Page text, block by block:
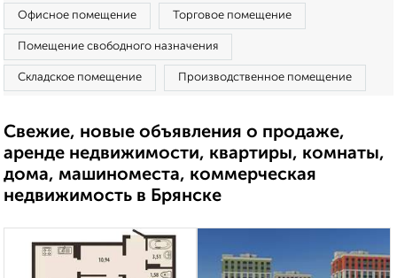
Офисное помещение Торговое помещение
Помещение свободного назначения
Складское помещение Производственное помещение
Свежие, новые объявления о продаже,
аренде недвижимости, квартиры, комнаты,
дома, машиноместа, коммерческая
недвижимость в Брянске